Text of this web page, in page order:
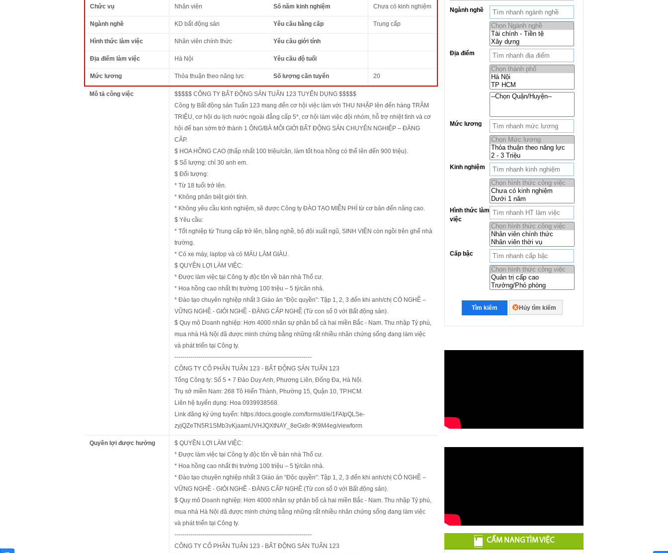
Chức vụ Nhân viên Số năm kinh nghiệm Chưa có kinh nghiệm
Ngành nghề KD bất động sản Yêu cầu bằng cấp Trung cấp
Hình thức làm việc Nhân viên chính thức Yêu cầu giới tính
Địa điểm làm việc Hà Nội Yêu cầu độ tuổi
Mức lương Thỏa thuận theo năng lực Số lượng cần tuyển 20
Mô tả công việc
$$$$$ CÔNG TY BẤT ĐỘNG SẢN TUẤN 123 TUYỂN DỤNG $$$$$
Công ty Bất động sản Tuấn 123 mang đến cơ hội việc làm với THU NHẬP lên đến hàng TRĂM
TRIỆU, cơ hội du lịch nước ngoài đẳng cấp 5*, cơ hội làm việc đội nhóm, hỗ trợ nhiệt tình và cơ
hội để bạn sớm trở thành 1 ÔNG/BÀ MÔI GIỚI BẤT ĐỘNG SẢN CHUYÊN NGHIỆP – ĐẲNG
CẤP.
$ HOA HỒNG CAO (thấp nhất 100 triệu/căn, làm tốt hoa hồng có thể lên đến 900 triệu).
$ Số lượng: chỉ 30 anh em.
$ Đối tượng:
* Từ 18 tuổi trở lên.
* Không phân biệt giới tính.
* Không yêu cầu kinh nghiệm, sẽ được Công ty ĐÀO TẠO MIỄN PHÍ từ cơ bản đến nâng cao.
$ Yêu cầu:
* Tốt nghiệp từ Trung cấp trở lên, bằng nghề, bộ đội xuất ngũ, SINH VIÊN còn ngồi trên ghế nhà
trường.
* Có xe máy, laptop và có MÁU LÀM GIÀU.
$ QUYỀN LỢI LÀM VIỆC:
* Được làm việc tại Công ty độc tôn về bán nhà Thổ cư.
* Hoa hồng cao nhất thị trường 100 triệu – 5 tỷ/căn nhà.
* Đào tạo chuyên nghiệp nhất 3 Giáo án “Độc quyền”: Tập 1, 2, 3 đến khi anh/chị CÓ NGHỀ –
VỮNG NGHỀ - GIỎI NGHỀ - ĐẲNG CẤP NGHỀ (Từ con số 0 với Bất động sản).
$ Quy mô Doanh nghiệp: Hơn 4000 nhân sự phân bổ cả hai miền Bắc - Nam. Thu nhập Tỷ phú,
mua nhà Hà Nội đã được minh chứng bằng những rất nhiều nhân chứng sống đang làm việc
và phát triển tại Công ty.
---------------------------------------------------------------------
CÔNG TY CỔ PHẦN TUẤN 123 - BẤT ĐỘNG SẢN TUẤN 123
Tổng Công ty: Số 5 + 7 Đào Duy Anh, Phương Liên, Đống Đa, Hà Nội.
Trụ sở miền Nam: 268 Tô Hiến Thành, Phường 15, Quận 10, TP.HCM.
Liên hệ tuyển dụng: Hoa 0939938568.
Link đăng ký ứng tuyển: https://docs.google.com/forms/d/e/1FAIpQLSe-
zyjQZeTN5R1SMb3vKjaamUVHJQXtNAY_8eGx8r-fK9M4eg/viewform
Quyền lợi được hưởng
$ QUYỀN LỢI LÀM VIỆC:
* Được làm việc tại Công ty độc tôn về bán nhà Thổ cư.
* Hoa hồng cao nhất thị trường 100 triệu – 5 tỷ/căn nhà.
* Đào tạo chuyên nghiệp nhất 3 Giáo án “Độc quyền”: Tập 1, 2, 3 đến khi anh/chị CÓ NGHỀ –
VỮNG NGHỀ - GIỎI NGHỀ - ĐẲNG CẤP NGHỀ (Từ con số 0 với Bất động sản).
$ Quy mô Doanh nghiệp: Hơn 4000 nhân sự phân bổ cả hai miền Bắc - Nam. Thu nhập Tỷ phú,
mua nhà Hà Nội đã được minh chứng bằng những rất nhiều nhân chứng sống đang làm việc
và phát triển tại Công ty.
---------------------------------------------------------------------
CÔNG TY CỔ PHẦN TUẤN 123 - BẤT ĐỘNG SẢN TUẤN 123
Ngành nghề
Địa điểm
Mức lương
Kinh nghiệm
Hình thức làm
việc
Cấp bậc
Tìm kiếm Hủy tìm kiếm
CẨM NANG TÌM VIỆC